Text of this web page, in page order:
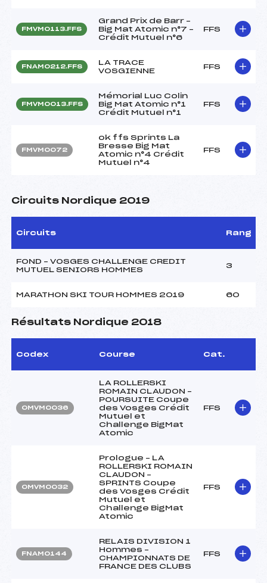
FMVM0113.FFS
Grand Prix de Barr –
Big Mat Atomic n°7 –
Crédit Mutuel n°6
FFS
FNAM0212.FFS
LA TRACE
VOSGIENNE
FFS
FMVM0013.FFS
Mémorial Luc Colin
Big Mat Atomic n°1
Crédit Mutuel n°1
FFS
FMVM0072
ok ffs Sprints La
Bresse Big Mat
Atomic n°4 Crédit
Mutuel n°4
FFS
Circuits Nordique 2019
Circuits Rang
FOND – VOSGES CHALLENGE CREDIT
MUTUEL SENIORS HOMMES
3
MARATHON SKI TOUR HOMMES 2019 60
Résultats Nordique 2018
Codex Course Cat.
OMVM0036
LA ROLLERSKI
ROMAIN CLAUDON –
POURSUITE Coupe
des Vosges Crédit
Mutuel et
Challenge BigMat
Atomic
FFS
OMVM0032
Prologue – LA
ROLLERSKI ROMAIN
CLAUDON –
SPRINTS Coupe
des Vosges Crédit
Mutuel et
Challenge BigMat
Atomic
FFS
FNAM0144
RELAIS DIVISION 1
Hommes –
CHAMPIONNATS DE
FRANCE DES CLUBS
FFS